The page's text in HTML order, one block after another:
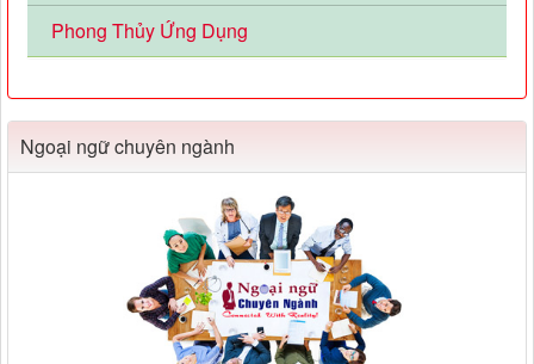
Phong Thủy Ứng Dụng
Ngoại ngữ chuyên ngành